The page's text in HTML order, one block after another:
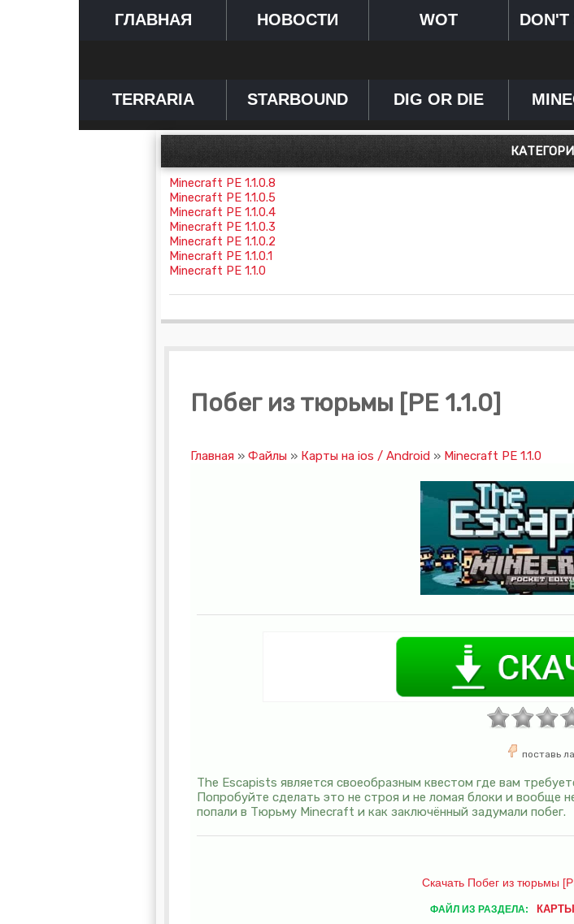
ГЛАВНАЯ НОВОСТИ WOT DON'T
TERRARIA STARBOUND DIG OR DIE
Minecraft PE 1.1.0.8
Minecraft PE 1.1.0.5
Minecraft PE 1.1.0.4
Minecraft PE 1.1.0.3
Minecraft PE 1.1.0.2
Minecraft PE 1.1.0.1
Minecraft PE 1.1.0
Побег из тюрьмы [PE 1.1.0]
Главная » Файлы » Карты на ios / Android » Minecraft PE 1.1.0
поставь
The Escapists является своеобразным квестом где вам
Попробуйте сделать это не строя и не ломая блоки и вообще
попали в Тюрьму Minecraft и как заключённый задумали побег.
Скачать Побег из тюрьмы
ФАЙЛ ИЗ РАЗДЕЛА: КАРТЫ